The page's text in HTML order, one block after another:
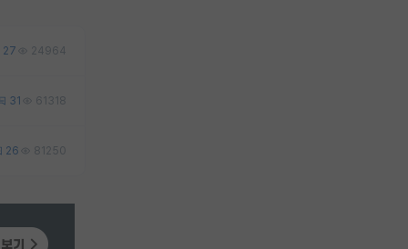
27 24964
31 61318
26 81250